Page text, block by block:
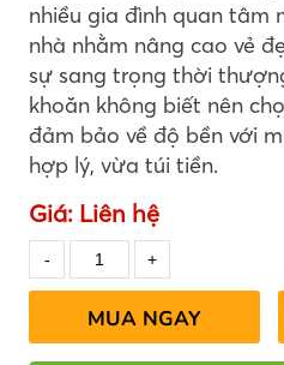
nhiều gia đình quan tâm
nhà nhằm nâng cao vẻ
sự sang trọng thời
khoăn không biết nên
đảm bảo về độ bền với
hợp lý, vừa túi tiền.
Giá: Liên hệ
MUA NGAY